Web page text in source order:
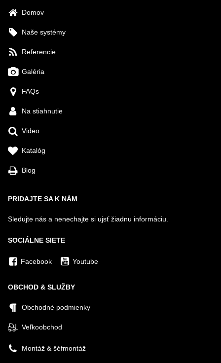
Domov
Naše systémy
Referencie
Galéria
FAQs
Na stiahnutie
Video
Katalóg
Blog
PRIDAJTE SA K NÁM
Sledujte nás a nenechajte si ujsť žiadnu informáciu.
SOCIÁLNE SIETE
Facebook Youtube
OBCHOD & SLUŽBY
Obchodné podmienky
Veľkoobchod
Montáž & šéfmontáž